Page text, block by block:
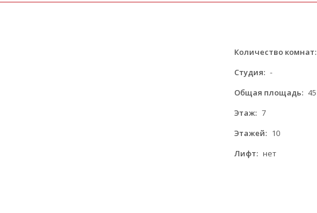
Количество комнат:
Студия: -
Общая площадь: 45
Этаж: 7
Этажей: 10
Лифт: нет